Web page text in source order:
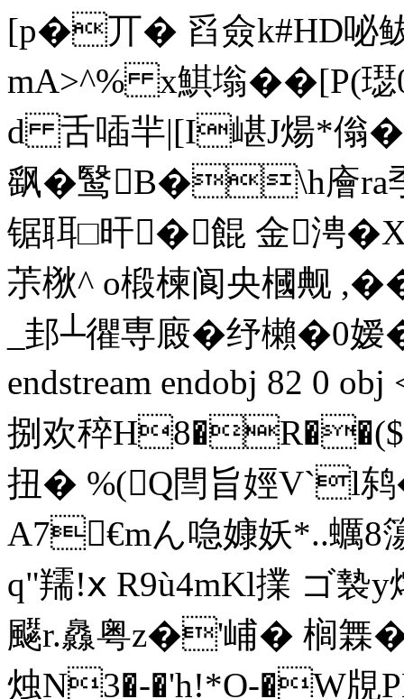
[p�丌� 舀僉k#HD咇
mA>^% x鯕塕��[P(
d 舌喢羋|[I嵁J煬*
飖�鹥B�\h廥
锯聑□旰�餛 金涄
茮梑^ o椴楝阆央槶觍
_邽┴忂専廄�纾櫴�0
endstream endobj 82 0
捌欢稡H8�R��($
扭� %(Q閆旨娙V`l
A7€mん喼嫝妖*..蠣8
q"羺!ⅹ R9ù4mKl擈 ゴ褺
飋r.灥粤z�'峬� 榈橆
烛N3�-�'h!*O-�W覑